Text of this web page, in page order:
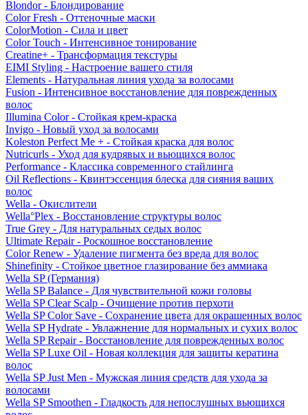
Blondor - Блондирование
Color Fresh - Оттеночные маски
ColorMotion - Сила и цвет
Color Touch - Интенсивное тонирование
Creatine+ - Трансформация текстуры
EIMI Styling - Настроение вашего стиля
Elements - Натуральная линия ухода за волосами
Fusion - Интенсивное восстановление для поврежденных
волос
Illumina Color - Стойкая крем-краска
Invigo - Новый уход за волосами
Koleston Perfect Me + - Стойкая краска для волос
Nutricurls - Уход для кудрявых и вьющихся волос
Performance - Классика современного стайлинга
Oil Reflections - Квинтэссенция блеска для сияния ваших
волос
Wella - Окислители
Wella°Plex - Восстановление структуры волос
True Grey - Для натуральных седых волос
Ultimate Repair - Роскошное восстановление
Color Renew - Удаление пигмента без вреда для волос
Shinefinity - Стойкое цветное глазирование без аммиака
Wella SP (Германия)
Wella SP Balance - Для чувствительной кожи головы
Wella SP Clear Scalp - Очищение против перхоти
Wella SP Color Save - Сохранение цвета для окрашенных волос
Wella SP Hydrate - Увлажнение для нормальных и сухих волос
Wella SP Repair - Восстановление для поврежденных волос
Wella SP Luxe Oil - Новая коллекция для защиты кератина
волос
Wella SP Just Men - Мужская линия средств для ухода за
волосами
Wella SP Smoothen - Гладкость для непослушных вьющихся